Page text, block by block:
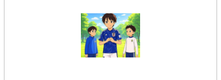
スリートが、同じ空間でそれぞれの「雄」としての本能を剥き出
しにする。明石の巧妙な手口によって、松本の理性が少しずつ、
しかし確実に崩壊していくプロセスが、逃げ場のない緊張感とと
もに綴られていく。 ​健康的なスポーツマンの皮を脱ぎ捨て、一
人の「男」としての剥き出しの欲望に翻弄される様。それは、決
して表舞台では見せることのない、禁断のプライベートだ。サウ